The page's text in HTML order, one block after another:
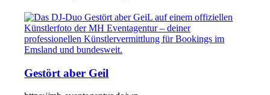
Gestört aber Geil